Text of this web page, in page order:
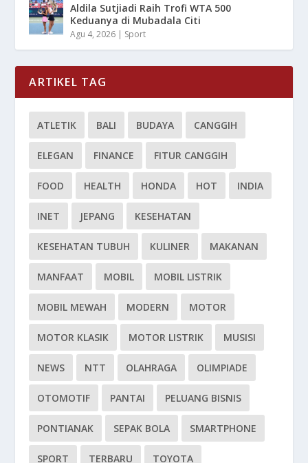
Aldila Sutjiadi Raih Trofi WTA 500
Keduanya di Mubadala Citi
Agu 4, 2026 | Sport
ARTIKEL TAG
ATLETIK BALI BUDAYA CANGGIH
ELEGAN FINANCE FITUR CANGGIH
FOOD HEALTH HONDA HOT INDIA
INET JEPANG KESEHATAN
KESEHATAN TUBUH KULINER MAKANAN
MANFAAT MOBIL MOBIL LISTRIK
MOBIL MEWAH MODERN MOTOR
MOTOR KLASIK MOTOR LISTRIK MUSISI
NEWS NTT OLAHRAGA OLIMPIADE
OTOMOTIF PANTAI PELUANG BISNIS
PONTIANAK SEPAK BOLA SMARTPHONE
SPORT TERBARU TOYOTA